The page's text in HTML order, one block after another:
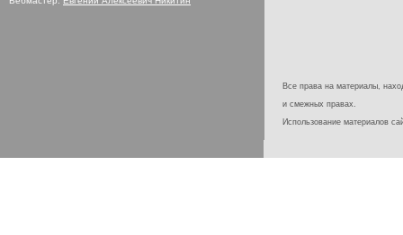
Все права на материалы,
и смежных правах.
Использование материалов